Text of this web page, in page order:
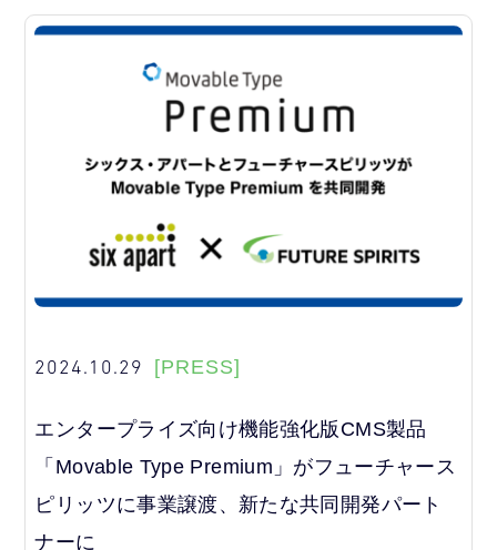
2024.10.29 [PRESS]
エンタープライズ向け機能強化版CMS製品
「Movable Type Premium」がフューチャース
ピリッツに事業譲渡、新たな共同開発パート
ナーに